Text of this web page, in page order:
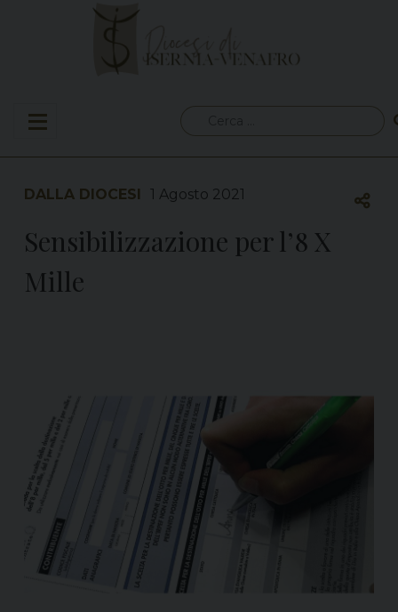
per:
DALLA DIOCESI 1 Agosto 2021
Sensibilizzazione per l’8 X
Mille